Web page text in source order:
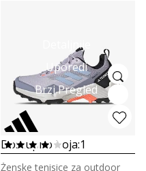
Detaljnije
Uporedi
Brzi Pregled
Dostupno boja:1
Ženske tenisice za outdoor